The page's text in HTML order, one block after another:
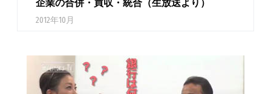
企業の合併・買収・統合（生放送より）
2012年10月